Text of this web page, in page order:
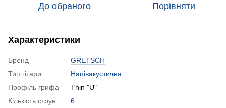
До обраного Порівняти
Характеристики
Бренд
GRETSCH
Тип гітари
Напівакустична
Профіль грифа
Thin "U"
Кількість струн
6